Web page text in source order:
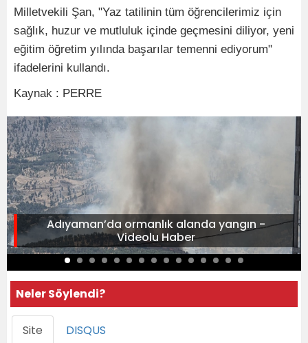
Milletvekili Şan, "Yaz tatilinin tüm öğrencilerimiz için
sağlık, huzur ve mutluluk içinde geçmesini diliyor, yeni
eğitim öğretim yılında başarılar temenni ediyorum"
ifadelerini kullandı.
Kaynak : PERRE
Adıyaman’da ormanlık alanda yangın -
Videolu Haber
Neler Söylendi?
Site DISQUS